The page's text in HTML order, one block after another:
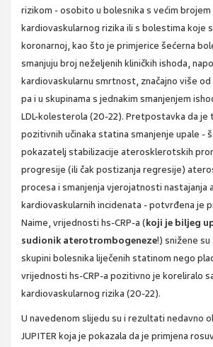
rizikom - osobito u bolesnika s većim brojem
kardiovaskularnog rizika ili s bolestima koje
koronarnoj, kao što je primjerice šećerna
smanjuju broj neželjenih kliničkih ishoda,
kardiovaskularnu smrtnost, značajno više
pa i u skupinama s jednakim smanjenjem
LDL-kolesterola (20-22). Pretpostavka da je
pozitivnih učinaka statina smanjenje upale -
pokazatelj stabilizacije aterosklerotskih
progresije (ili čak postizanja regresije)
procesa i smanjenja vjerojatnosti nastajanja
kardiovaskularnih incidenata - potvrđena je
Naime, vrijednosti hs-CRP-a (koji je biljeg
sudionik aterotrombogeneze!) snižene su
skupini bolesnika liječenih statinom nego
vrijednosti hs-CRP-a pozitivno je koreliralo
kardiovaskularnog rizika (20-22).
U navedenom slijedu su i rezultati nedavno
JUPITER koja je pokazala da je primjena